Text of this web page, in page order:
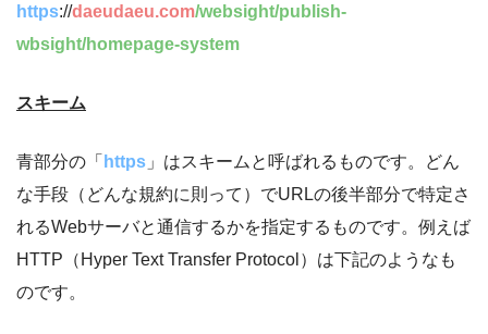
https://daeudaeu.com/websight/publish-
wbsight/homepage-system
スキーム
青部分の「 https 」はスキームと呼ばれるものです。どん
な手段（どんな規約に則って）でURLの後半部分で特定さ
れるWebサーバと通信するかを指定するものです。例えば
HTTP（Hyper Text Transfer Protocol）は下記のようなも
のです。